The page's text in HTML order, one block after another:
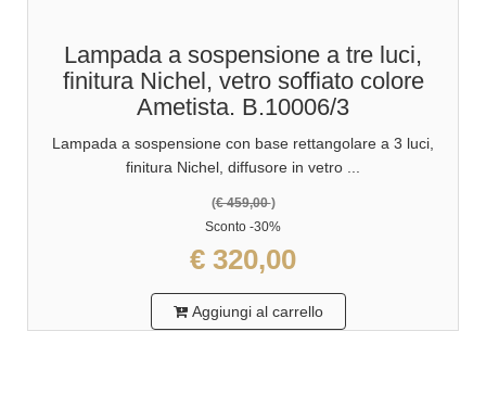
Lampada a sospensione a tre luci,
finitura Nichel, vetro soffiato colore
Ametista. B.10006/3
Lampada a sospensione con base rettangolare a 3 luci,
finitura Nichel, diffusore in vetro ...
(€ 459,00)
Sconto -30%
€ 320,00
Aggiungi al carrello